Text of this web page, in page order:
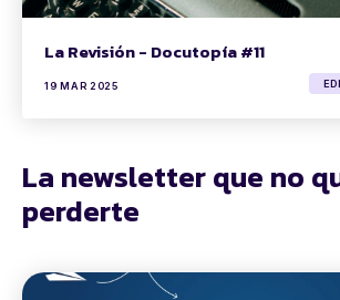
La Revisión - Docutopía #11
19 MAR 2025
La newsletter que no
perderte